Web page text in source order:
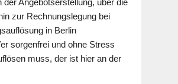
der Angebotserstellung, über die
zur Rechnungslegung bei
in Berlin
sorgenfrei und ohne Stress
muss, der ist hier an der